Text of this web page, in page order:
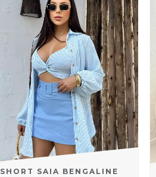
SHORT SAIA BENGALINE